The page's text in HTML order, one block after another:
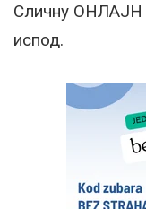
Сличну ОНЛАЈН
испод.